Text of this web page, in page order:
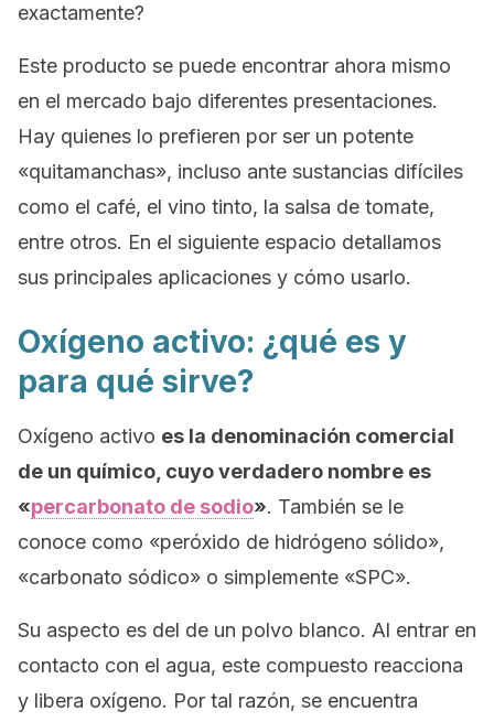
exactamente?
Este producto se puede encontrar ahora mismo
en el mercado bajo diferentes presentaciones.
Hay quienes lo prefieren por ser un potente
«quitamanchas», incluso ante sustancias difíciles
como el café, el vino tinto, la salsa de tomate,
entre otros. En el siguiente espacio detallamos
sus principales aplicaciones y cómo usarlo.
Oxígeno activo: ¿qué es y
para qué sirve?
Oxígeno activo es la denominación comercial
de un químico, cuyo verdadero nombre es
«percarbonato de sodio». También se le
conoce como «peróxido de hidrógeno sólido»,
«carbonato sódico» o simplemente «SPC».
Su aspecto es del de un polvo blanco. Al entrar en
contacto con el agua, este compuesto reacciona
y libera oxígeno. Por tal razón, se encuentra